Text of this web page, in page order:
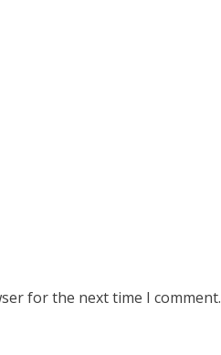
for the next time I comment.